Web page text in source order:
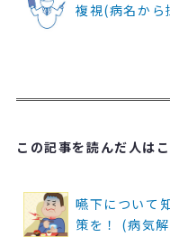
複視(病名から
この記事を読んだ人は
嚥下について
策を！ (病気